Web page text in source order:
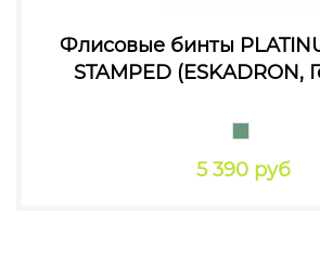
Флисовые бинты
STAMPED (ESKADRON,
5 390 руб